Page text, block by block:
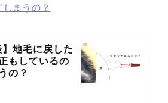
まうの？
】地毛に戻した
もしているの
の？